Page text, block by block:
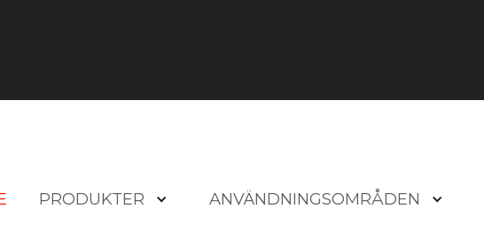
PRODUKTER ANVÄNDNINGSOMRÅDEN